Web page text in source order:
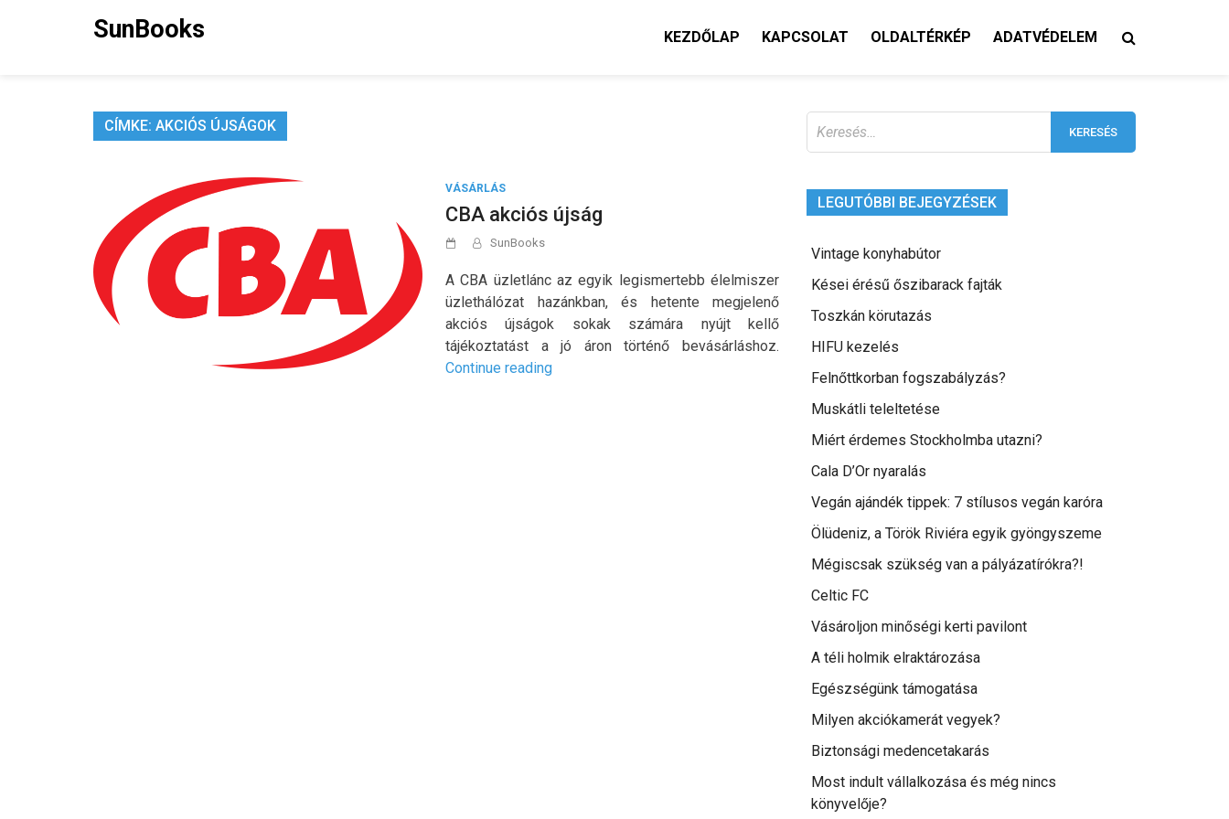
SunBooks KEZDŐLAP KAPCSOLAT OLDALTÉRKÉP ADATVÉDELEM
CÍMKE: AKCIÓS ÚJSÁGOK
VÁSÁRLÁS
CBA akciós újság
SunBooks
A CBA üzletlánc az egyik legismertebb élelmiszer
üzlethálózat hazánkban, és hetente megjelenő
akciós újságok sokak számára nyújt kellő
tájékoztatást a jó áron történő bevásárláshoz.
Continue reading„CBA
LEGUTÓBBI BEJEGYZÉSEK
Vintage konyhabútor
Kései érésű őszibarack fajták
Toszkán körutazás
HIFU kezelés
Felnőttkorban fogszabályzás?
Muskátli teleltetése
Miért érdemes Stockholmba utazni?
Cala D’Or nyaralás
Vegán ajándék tippek: 7 stílusos vegán karóra
Ölüdeniz, a Török Riviéra egyik gyöngyszeme
Mégiscsak szükség van a pályázatírókra?!
Celtic FC
Vásároljon minőségi kerti pavilont
A téli holmik elraktározása
Egészségünk támogatása
Milyen akciókamerát vegyek?
Biztonsági medencetakarás
Most indult vállalkozása és még nincs
könyvelője?